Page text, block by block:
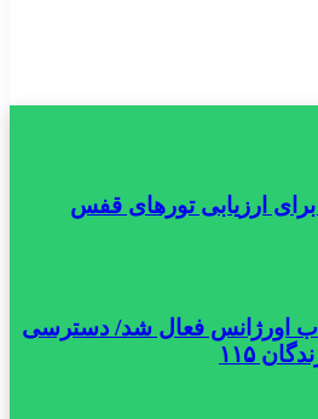
ارزیابی تورهای قفس
اورژانس فعال شد/ دسترسی
۱۱۵